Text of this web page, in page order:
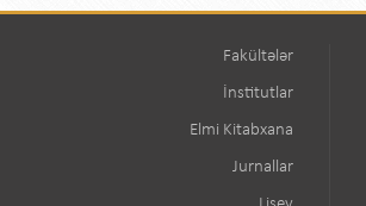
Fakültələr
İnstitutlar
Elmi Kitabxana
Jurnallar